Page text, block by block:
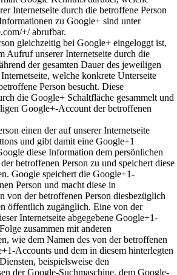
Internetseite durch die betroffene Person
zu Google+ sind unter
+/ abrufbar.
gleichzeitig bei Google+ eingeloggt ist,
Aufruf unserer Internetseite durch die
der gesamten Dauer des jeweiligen
welche konkrete Unterseite
Person besucht. Diese
die Google+ Schaltfläche gesammelt und
Google+-Account der betroffenen
einen der auf unserer Internetseite
und gibt damit eine Google+1
diese Information dem persönlichen
betroffenen Person zu und speichert diese
Google speichert die Google+1-
Person und macht diese in
von der betroffenen Person diesbezüglich
öffentlich zugänglich. Eine von der
Internetseite abgegebene Google+1-
zusammen mit anderen
wie dem Namen des von der betroffenen
Accounts und dem in diesem hinterlegten
beispielsweise den
der Google-Suchmaschine, dem Google-